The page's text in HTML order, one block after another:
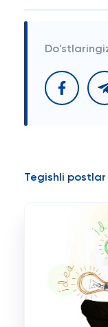
Tegishli postlar